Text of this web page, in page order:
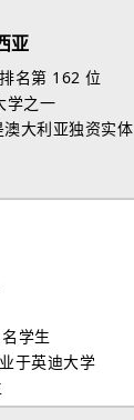
亚
名第 162 位
学之一
大利亚独资实体
学生
于英迪大学